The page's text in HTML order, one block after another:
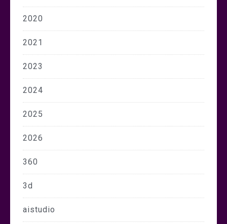
2020
2021
2023
2024
2025
2026
360
3d
aistudio